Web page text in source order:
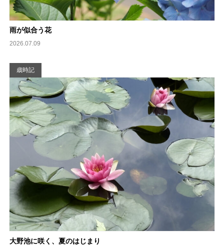
雨が似合う花
2026.07.09
歳時記
大野池に咲く、夏のはじまり